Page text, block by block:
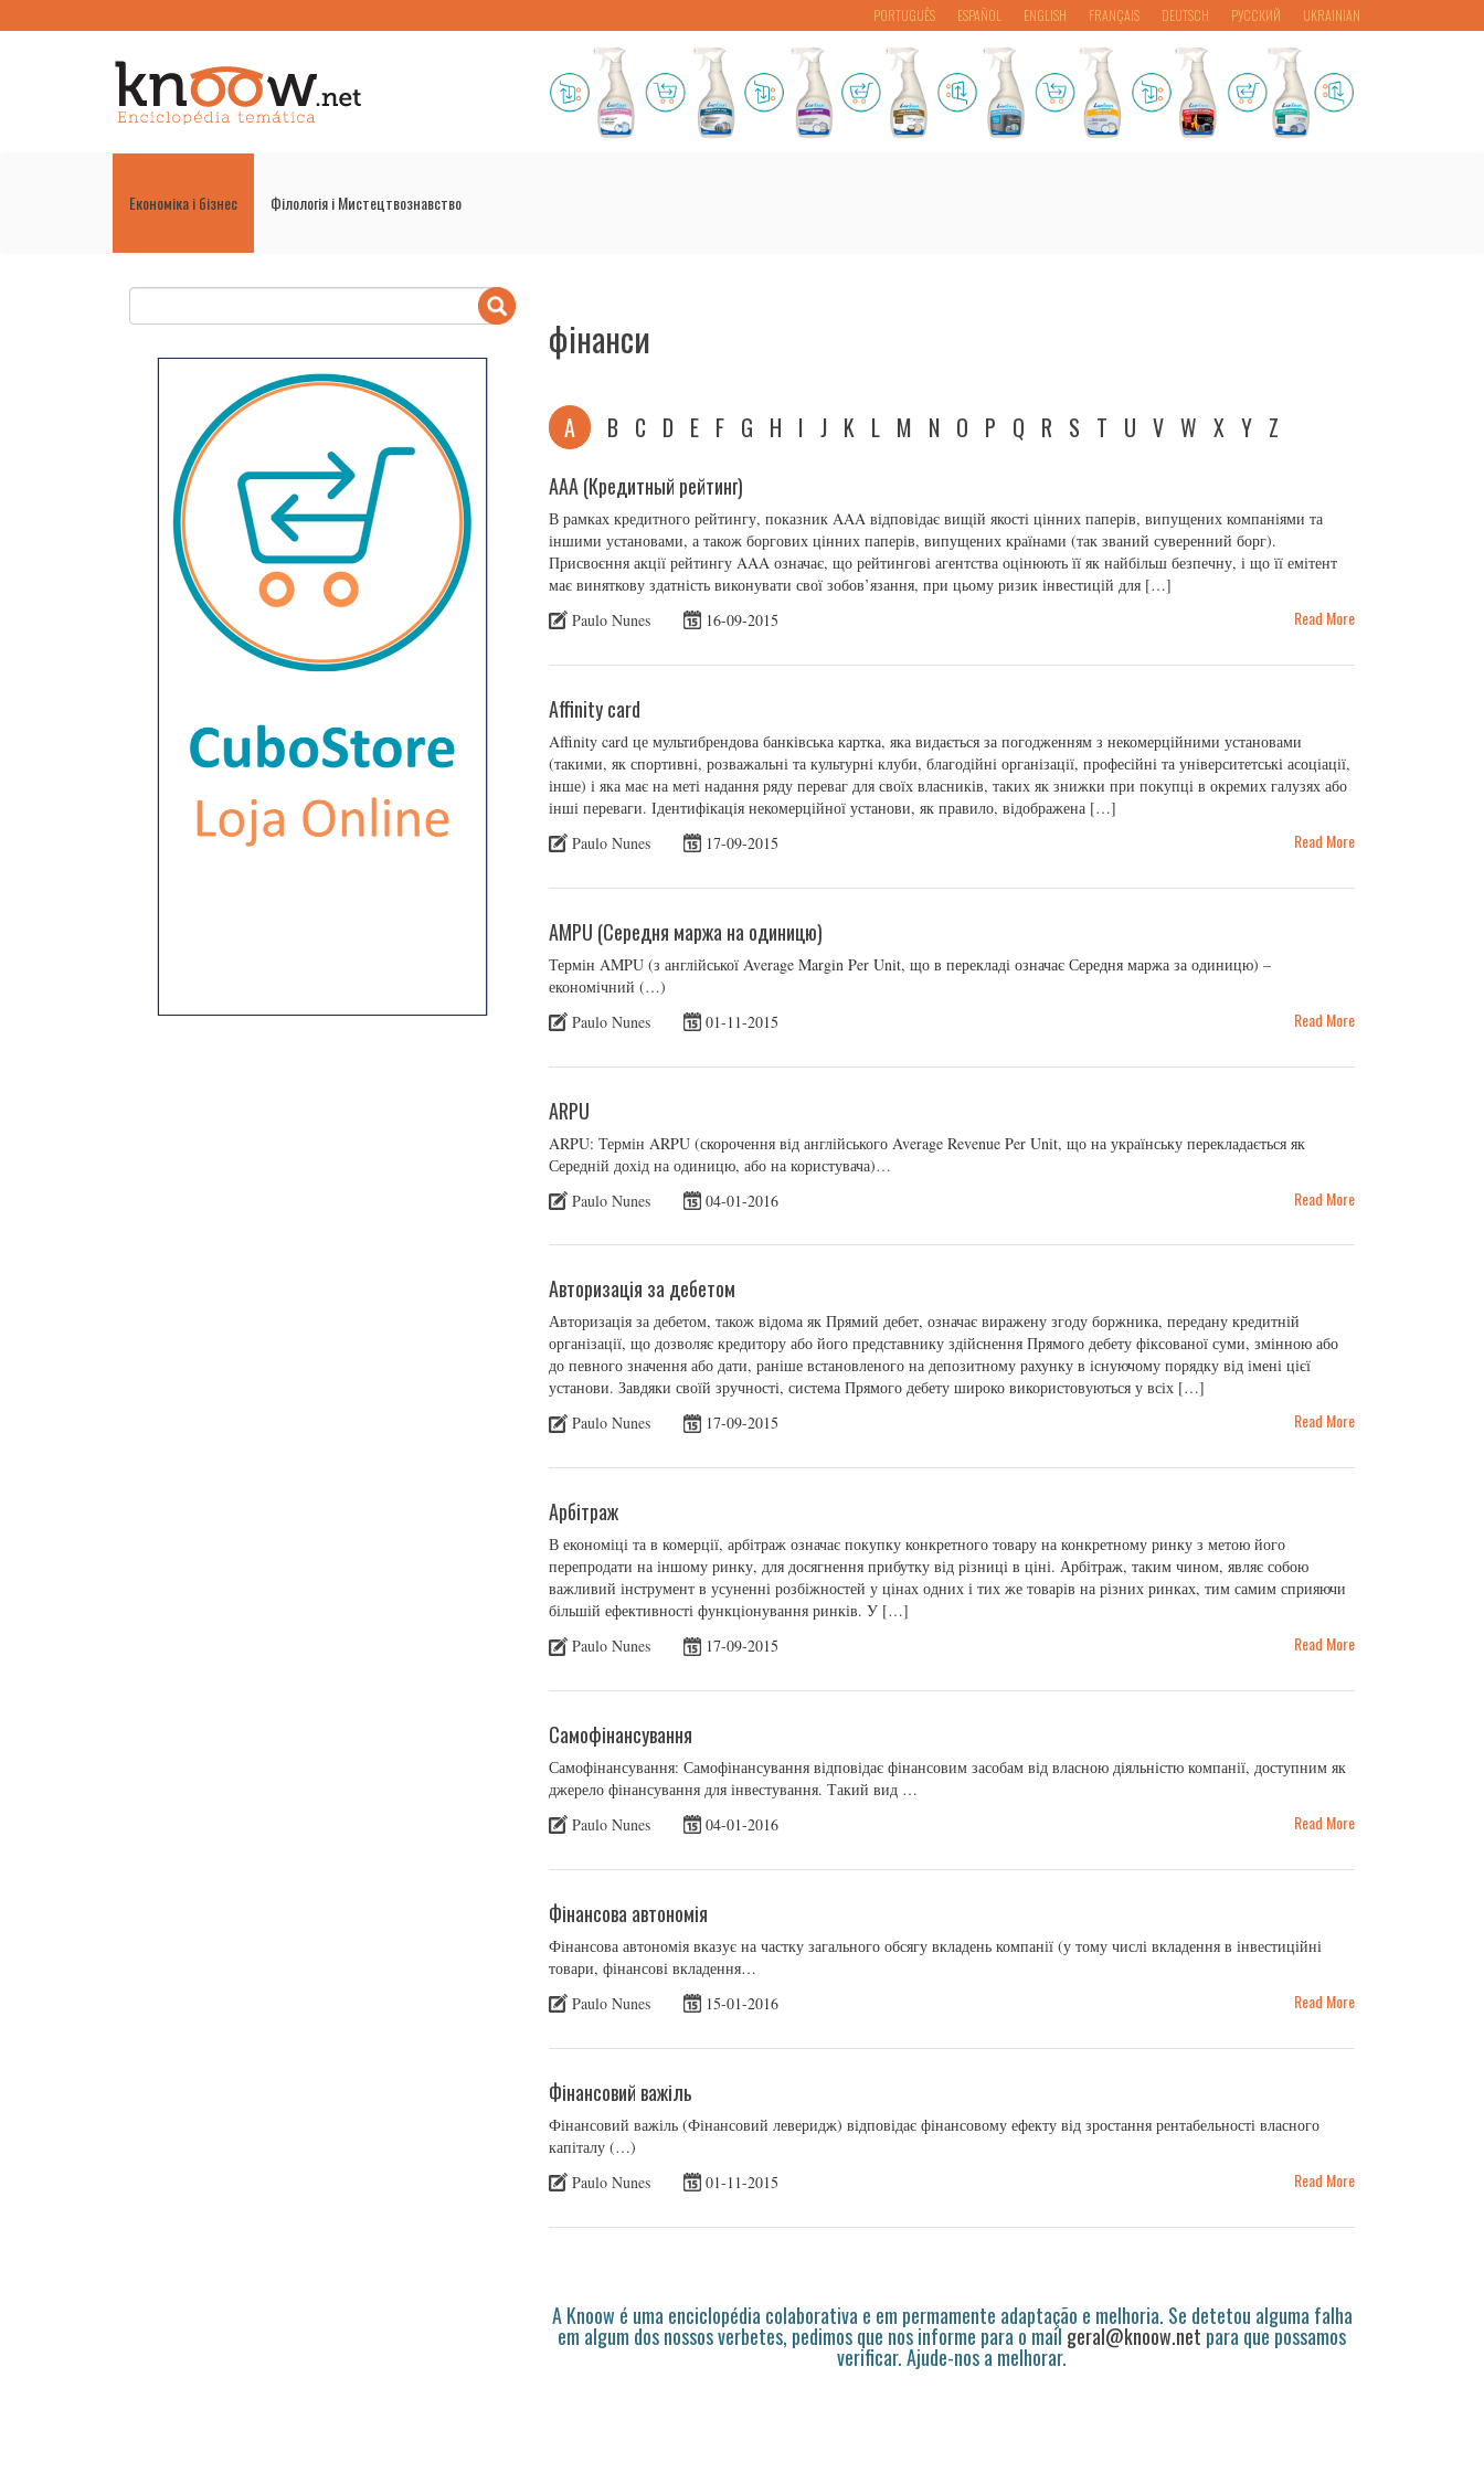
PORTUGUÊS ESPAÑOL ENGLISH FRANÇAIS DEUTSCH РУССКИЙ UKRAINIAN
Економіка і бізнес Філологія і Мистецтвознавство
фінанси
A B C D E F G H I J K L M N O P Q R S T U V W X Y Z
AAA (Кредитный рейтинг)
В рамках кредитного рейтингу, показник AAA відповідає вищій якості цінних паперів, випущених компаніями та
іншими установами, а також боргових цінних паперів, випущених країнами (так званий суверенний борг).
Присвоєння акції рейтингу AAA означає, що рейтингові агентства оцінюють її як найбільш безпечну, і що її емітент
має виняткову здатність виконувати свої зобов’язання, при цьому ризик інвестицій для […]
Paulo Nunes
16-09-2015 Read More
Affinity card
Affinity card це мультибрендова банківська картка, яка видається за погодженням з некомерційними установами
(такими, як спортивні, розважальні та культурні клуби, благодійні організації, професійні та університетські асоціації,
інше) і яка має на меті надання ряду переваг для своїх власників, таких як знижки при покупці в окремих галузях або
інші переваги. Ідентифікація некомерційної установи, як правило, відображена […]
Paulo Nunes
17-09-2015 Read More
AMPU (Середня маржа на одиницю)
Термін AMPU (з англійської Average Margin Per Unit, що в перекладі означає Середня маржа за одиницю) –
економічний (…)
Paulo Nunes
01-11-2015 Read More
ARPU
ARPU: Термін ARPU (скорочення від англійського Average Revenue Per Unit, що на українську перекладається як
Середній дохід на одиницю, або на користувача)…
Paulo Nunes
04-01-2016 Read More
Авторизація за дебетом
Авторизація за дебетом, також відома як Прямий дебет, означає виражену згоду боржника, передану кредитній
організації, що дозволяє кредитору або його представнику здійснення Прямого дебету фіксованої суми, змінною або
до певного значення або дати, раніше встановленого на депозитному рахунку в існуючому порядку від імені цієї
установи. Завдяки своїй зручності, система Прямого дебету широко використовуються у всіх […]
Paulo Nunes
17-09-2015 Read More
Арбітраж
В економіці та в комерції, арбітраж означає покупку конкретного товару на конкретному ринку з метою його
перепродати на іншому ринку, для досягнення прибутку від різниці в ціні. Арбітраж, таким чином, являє собою
важливий інструмент в усуненні розбіжностей у цінах одних і тих же товарів на різних ринках, тим самим сприяючи
більшій ефективності функціонування ринків. У […]
Paulo Nunes
17-09-2015 Read More
Самофінансування
Самофінансування: Самофінансування відповідає фінансовим засобам від власною діяльністю компанії, доступним як
джерело фінансування для інвестування. Такий вид …
Paulo Nunes
04-01-2016 Read More
Фінансова автономія
Фінансова автономія вказує на частку загального обсягу вкладень компанії (у тому числі вкладення в інвестиційні
товари, фінансові вкладення…
Paulo Nunes
15-01-2016 Read More
Фінансовий важіль
Фінансовий важіль (Фінансовий леверидж) відповідає фінансовому ефекту від зростання рентабельності власного
капіталу (…)
Paulo Nunes
01-11-2015 Read More
A Knoow é uma enciclopédia colaborativa e em permamente adaptação e melhoria. Se detetou alguma falha
em algum dos nossos verbetes, pedimos que nos informe para o mail geral@knoow.net para que possamos
verificar. Ajude-nos a melhorar.